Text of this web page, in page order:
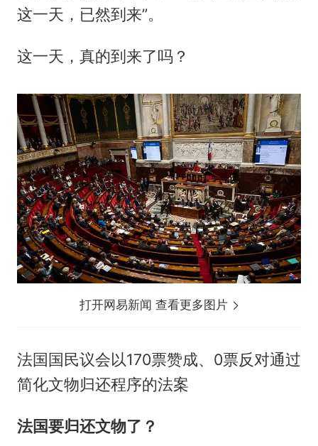
这一天，已然到来”。
这一天，真的到来了吗？
打开网易新闻 查看更多图片
法国国民议会以170票赞成、0票反对通过
简化文物归还程序的法案
法国要归还文物了？